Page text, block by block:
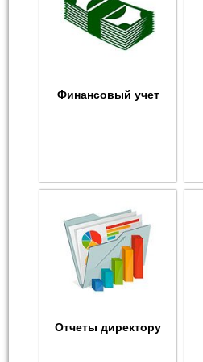
Финансовый учет
Отчеты директору